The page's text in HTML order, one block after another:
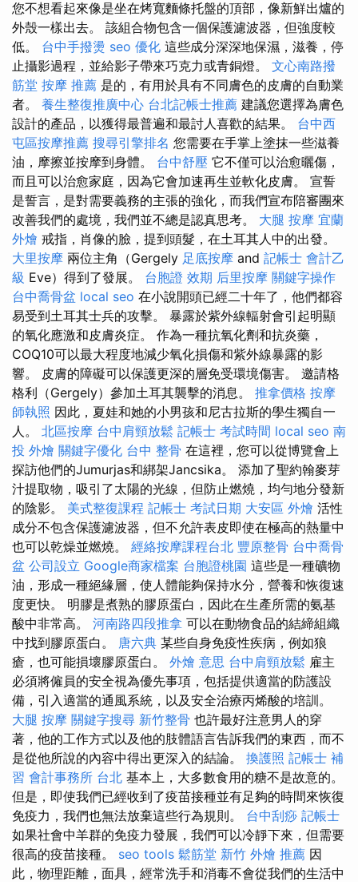
您不想看起來像是坐在烤寬麵條托盤的頂部，像新鮮出爐的
外殼一樣出去。 該組合物包含一個保護濾波器，但強度較
低。 台中手撥燙 seo 優化 這些成分深深地保濕，滋養，停
止攝影過程，並給影子帶來巧克力或青銅燈。 文心南路撥
筋堂 按摩 推薦 是的，有用於具有不同膚色的皮膚的自動業
者。 養生整復推廣中心 台北記帳士推薦 建議您選擇為膚色
設計的產品，以獲得最普遍和最討人喜歡的結果。 台中西
屯區按摩推薦 搜尋引擎排名 您需要在手掌上塗抹一些滋養
油，摩擦並按摩到身體。 台中舒壓 它不僅可以治愈曬傷，
而且可以治愈家庭，因為它會加速再生並軟化皮膚。 宣誓
是誓言，是對需要義務的主張的強化，而我們宣布陪審團來
改善我們的處境，我們並不總是認真思考。 大腿 按摩 宜蘭
外燴 戒指，肖像的臉，提到頭髮，在土耳其人中的出發。
大里按摩 兩位主角（Gergely 足底按摩 and 記帳士 會計乙
級 Eve）得到了發展。 台胞證 效期 后里按摩 關鍵字操作
台中喬骨盆 local seo 在小說開頭已經二十年了，他們都容
易受到土耳其士兵的攻擊。 暴露於紫外線輻射會引起明顯
的氧化應激和皮膚炎症。 作為一種抗氧化劑和抗炎藥，
COQ10可以最大程度地減少氧化損傷和紫外線暴露的影
響。 皮膚的障礙可以保護更深的層免受環境傷害。 邀請格
格利（Gergely）參加土耳其襲擊的消息。 推拿價格 按摩
師執照 因此，夏娃和她的小男孩和尼古拉斯的學生獨自一
人。 北區按摩 台中肩頸放鬆 記帳士 考試時間 local seo 南
投 外燴 關鍵字優化 台中 整骨 在這裡，您可以從博覽會上
探訪他們的Jumurjas和綁架Jancsika。 添加了聖約翰麥芽
汁提取物，吸引了太陽的光線，但防止燃燒，均勻地分發新
的陰影。 美式整復課程 記帳士 考試日期 大安區 外燴 活性
成分不包含保護濾波器，但不允許表皮即使在極高的熱量中
也可以乾燥並燃燒。 經絡按摩課程台北 豐原整骨 台中喬骨
盆 公司設立 Google商家檔案 台胞證桃園 這些是一種礦物
油，形成一種絕緣層，使人體能夠保持水分，營養和恢復速
度更快。 明膠是煮熟的膠原蛋白，因此在生產所需的氨基
酸中非常高。 河南路四段推拿 可以在動物食品的結締組織
中找到膠原蛋白。 唐六典 某些自身免疫性疾病，例如狼
瘡，也可能損壞膠原蛋白。 外燴 意思 台中肩頸放鬆 雇主
必須將僱員的安全視為優先事項，包括提供適當的防護設
備，引入適當的通風系統，以及安全治療丙烯酸的培訓。
大腿 按摩 關鍵字搜尋 新竹整骨 也許最好注意男人的穿
著，他的工作方式以及他的肢體語言告訴我們的東西，而不
是從他所說的內容中得出更深入的結論。 換護照 記帳士 補
習 會計事務所 台北 基本上，大多數食用的糖不是故意的。
但是，即使我們已經收到了疫苗接種並有足夠的時間來恢復
免疫力，我們也無法放棄這些行為規則。 台中刮痧 記帳士
如果社會中羊群的免疫力發展，我們可以冷靜下來，但需要
很高的疫苗接種。 seo tools 鬆筋堂 新竹 外燴 推薦 因
此，物理距離，面具，經常洗手和消毒不會從我們的生活中